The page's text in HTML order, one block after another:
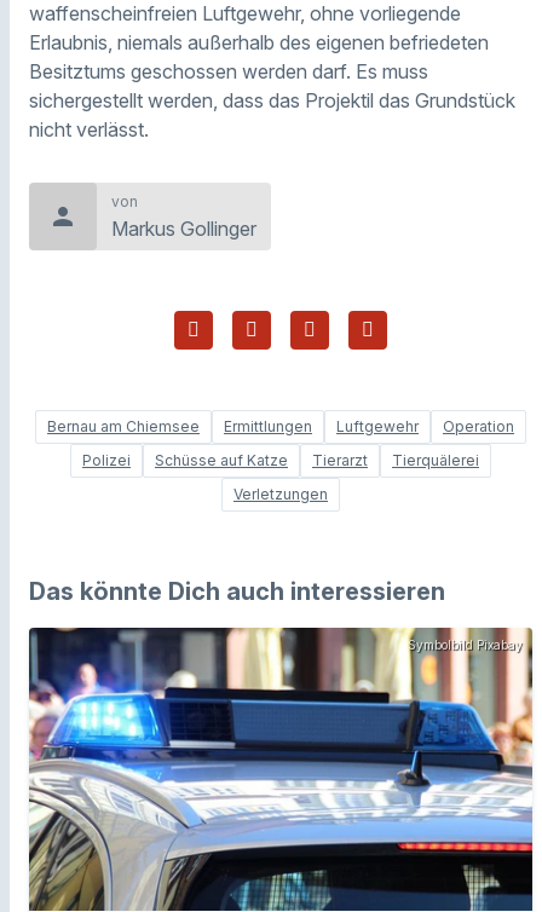
waffenscheinfreien Luftgewehr, ohne vorliegende
Erlaubnis, niemals außerhalb des eigenen befriedeten
Besitztums geschossen werden darf. Es muss
sichergestellt werden, dass das Projektil das Grundstück
nicht verlässt.
person
von
Markus Gollinger
Bernau am Chiemsee Ermittlungen Luftgewehr
Operation
Polizei
Schüsse auf Katze Tierarzt
Tierquälerei
Verletzungen
Das könnte Dich auch interessieren
Symbolbild Pixabay